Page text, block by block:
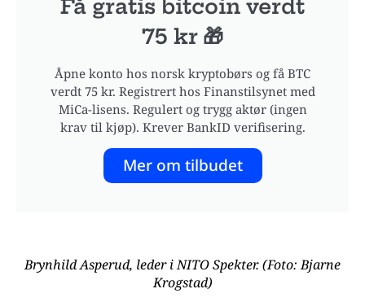
Få gratis bitcoin verdt
75 kr 🎁
Åpne konto hos norsk kryptobørs og få BTC
verdt 75 kr. Registrert hos Finanstilsynet med
MiCa-lisens. Regulert og trygg aktør (ingen
krav til kjøp). Krever BankID verifisering.
Mer om tilbudet
Brynhild Asperud, leder i NITO Spekter. (Foto: Bjarne
Krogstad)